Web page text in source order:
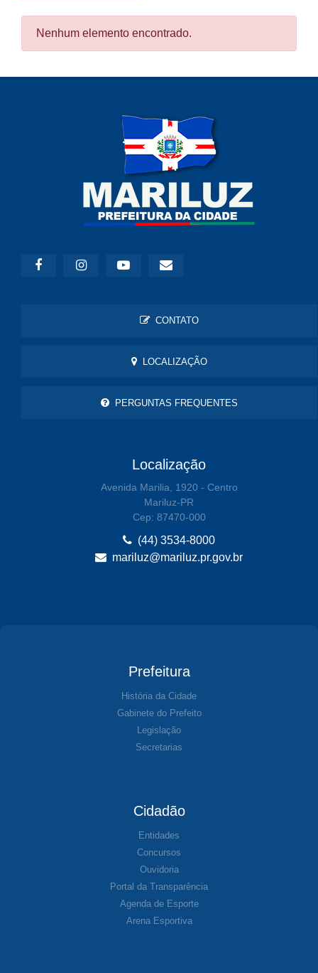
Nenhum elemento encontrado.
CONTATO
LOCALIZAÇÃO
PERGUNTAS FREQUENTES
Localização
Avenida Marilia, 1920 - Centro
Mariluz-PR
Cep: 87470-000
(44) 3534-8000
mariluz@mariluz.pr.gov.br
Prefeitura
História da Cidade
Gabinete do Prefeito
Legislação
Secretarias
Cidadão
Entidades
Concursos
Ouvidoria
Portal da Transparência
Agenda de Esporte
Arena Esportiva